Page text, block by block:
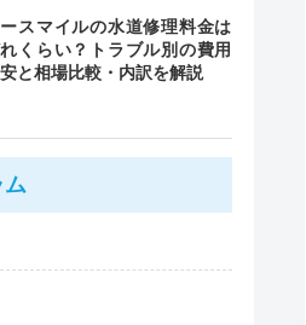
スマイルの水道修理料金は
くらい？トラブル別の費用
安と相場比較・内訳を解説